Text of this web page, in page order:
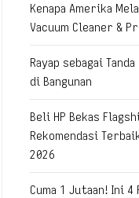
Kenapa Amerika
Vacuum Cleaner &
Rayap sebagai
di Bangunan
Beli HP Bekas
Rekomendasi
2026
Cuma 1 Jutaan! Ini 4